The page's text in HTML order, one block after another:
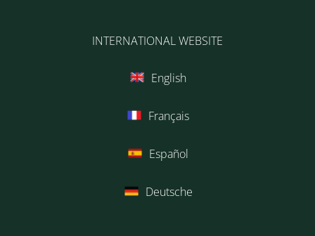
INTERNATIONAL WEBSITE
English
Français
Español
Deutsche